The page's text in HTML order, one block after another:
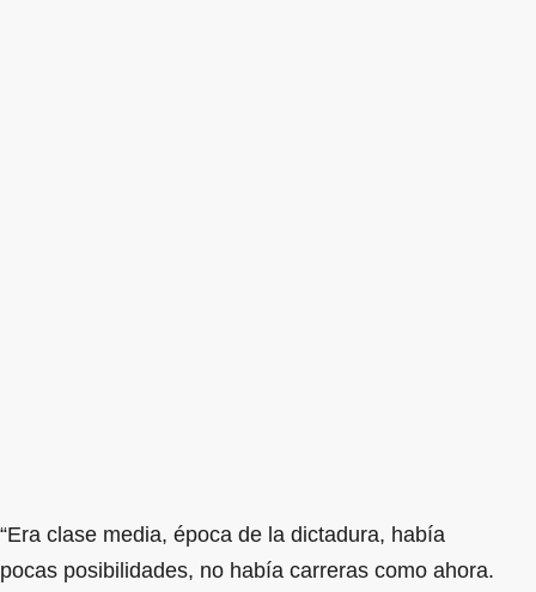
“Era clase media, época de la dictadura, había
pocas posibilidades, no había carreras como ahora.